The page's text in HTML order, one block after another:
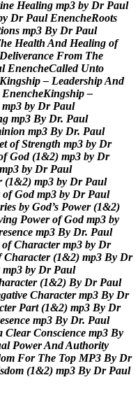
ine Healing mp3 by Dr Paul
y Dr Paul EnencheRoots
ions mp3 By Dr Paul
he Health And Healing of
Deliverance From The
l EnencheCalled Unto
Kingship – LeadershipAnd
EnencheKingship –
mp3 by Dr Paul
g mp3 By Dr. Paul
inion mp3 By Dr. Paul
et of Strength mp3 by Dr
f God (1&2) mp3 by Dr
mp3 by Dr Paul
(1&2) mp3 by Dr Paul
of God mp3 by Dr Paul
ries by God’s Power (1&2)
ing Power of God mp3 by
esence mp3 By Dr. Paul
of Character mp3 by Dr
Character (1&2) mp3 By Dr
mp3 by Dr Paul
aracter (1&2) By Dr Paul
gative Character mp3 By Dr
cter Part (1&2) mp3 By Dr
esence mp3 By Dr. Paul
Clear Conscience mp3 By
al PowerAndAuthority
om For The Top MP3 By Dr
sdom (1&2) mp3 By Dr Paul